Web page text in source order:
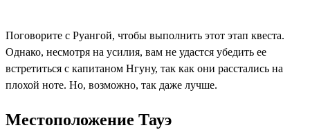
Поговорите с Руангой, чтобы выполнить этот этап квеста.
Однако, несмотря на усилия, вам не удастся убедить ее
встретиться с капитаном Нгуну, так как они расстались на
плохой ноте. Но, возможно, так даже лучше.
Местоположение Тауэ